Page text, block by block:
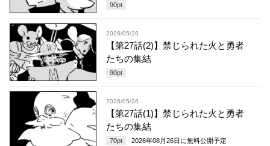
90pt
2026/05/26
【第27話(2)】禁じられた火と勇者
たちの集結
90pt
2026/05/26
【第27話(1)】禁じられた火と勇者
たちの集結
70pt 2026年08月26日 に無料公開予定